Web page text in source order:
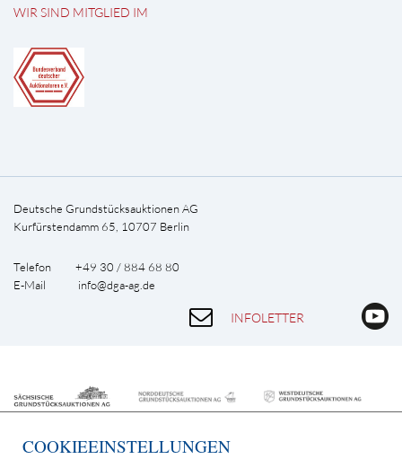
WIR SIND MITGLIED IM
Deutsche Grundstücksauktionen AG
Kurfürstendamm 65, 10707 Berlin
Telefon +49 30 / 884 68 80
E-Mail info@dga-ag.de
INFOLETTER
COOKIEEINSTELLUNGEN